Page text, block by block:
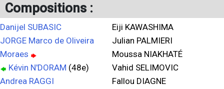
Compositions :
Danijel SUBASIC
JORGE Marco de Oliveira
Moraes
Kévin N'DORAM (48e)
Andrea RAGGI
Eiji KAWASHIMA
Julian PALMIERI
Moussa NIAKHATÉ
Vahid SELIMOVIC
Fallou DIAGNE